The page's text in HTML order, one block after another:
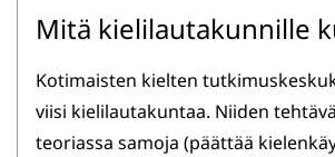
Mitä kielilautakunnille
Kotimaisten kielten
viisi kielilautakuntaa. Niiden
teoriassa samoja (päättää